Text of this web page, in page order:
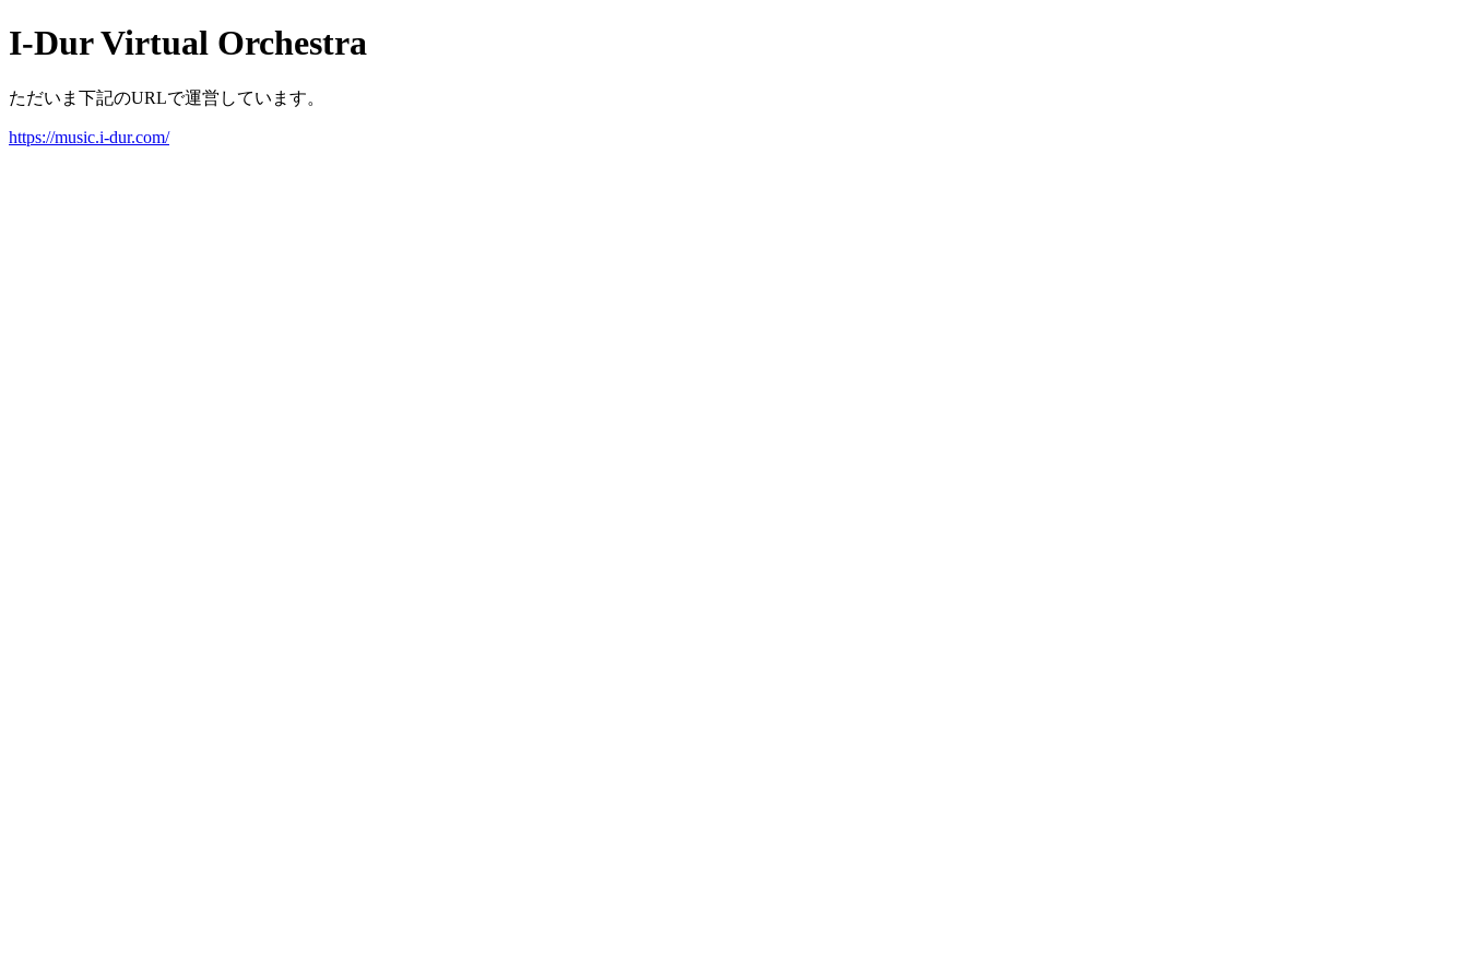
I-Dur Virtual Orchestra
ただいま下記のURLで運営しています。
https://music.i-dur.com/